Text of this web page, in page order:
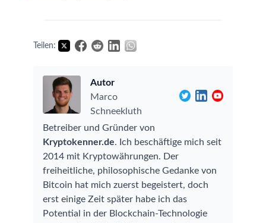
Teilen:
Autor
Marco
Schneekluth
Betreiber und Gründer von
Kryptokenner.de. Ich beschäftige mich seit
2014 mit Kryptowährungen. Der
freiheitliche, philosophische Gedanke von
Bitcoin hat mich zuerst begeistert, doch
erst einige Zeit später habe ich das
Potential in der Blockchain-Technologie